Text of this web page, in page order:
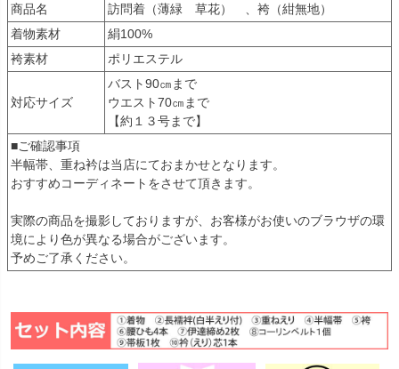
商品名
訪問着（薄緑 草花） 、袴（紺無地）
着物素材
絹100%
袴素材
ポリエステル
対応サイズ
バスト90㎝まで
ウエスト70㎝まで
【約１３号まで】
■ご確認事項
半幅帯、重ね衿は当店にておまかせとなります。
おすすめコーディネートをさせて頂きます。
実際の商品を撮影しておりますが、お客様がお使いのブラウザの環
境により色が異なる場合がございます。
予めご了承ください。